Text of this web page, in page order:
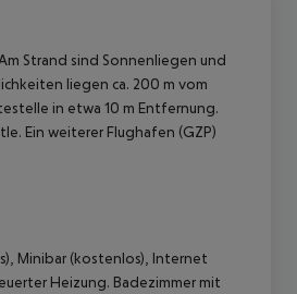
Strand sind Sonnenliegen und
liegen ca. 200 m vom
in etwa 10 m Entfernung.
Ein weiterer Flughafen (GZP)
Minibar (kostenlos), Internet
Heizung. Badezimmer mit